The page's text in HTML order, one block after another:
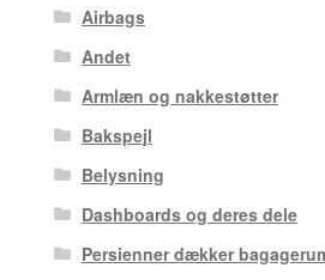
Airbags
Andet
Armlæn og nakkestøtter
Bakspejl
Belysning
Dashboards og deres dele
Persienner dækker